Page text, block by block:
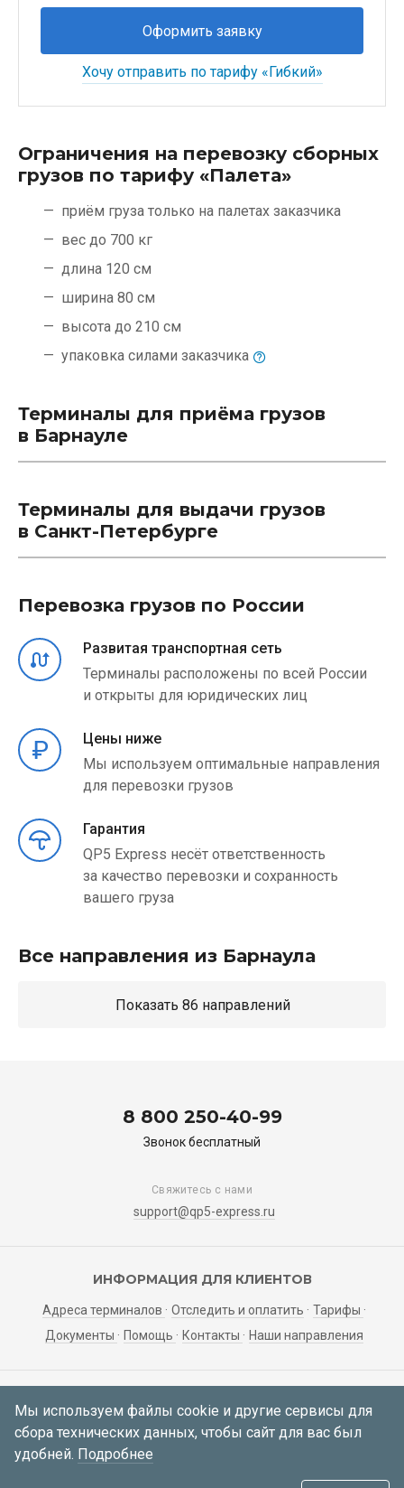
Оформить заявку
Хочу отправить по тарифу «Гибкий»
Ограничения на перевозку сборных
грузов по тарифу «Палета»
приём груза только на палетах заказчика
вес до 700 кг
длина 120 см
ширина 80 см
высота до 210 см
упаковка силами заказчика
Терминалы для приёма грузов
в Барнауле
Терминалы для выдачи грузов
в Санкт-Петербурге
Перевозка грузов по России
Развитая транспортная сеть
Терминалы расположены по всей России
и открыты для юридических лиц
Цены ниже
Мы используем оптимальные направления
для перевозки грузов
Гарантия
QP5 Express несёт ответственность
за качество перевозки и сохранность
вашего груза
Все направления из Барнаула
Показать 86 направлений
8 800 250-40-99
Звонок бесплатный
Свяжитесь с нами
support@qp5-express.ru
ИНФОРМАЦИЯ ДЛЯ КЛИЕНТОВ
Адреса терминалов Отследить и оплатить
Тарифы
Документы
Помощь Контакты Наши направления
ЛИЧНЫЙ КАБИНЕТ
Мои заявки Регистрация Вход
Мы используем файлы cookie и другие сервисы для
сбора технических данных, чтобы сайт для вас был
удобней. Подробнее